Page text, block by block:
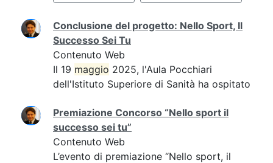
Conclusione del progetto: Nello Sport, Il
Successo Sei Tu
Contenuto Web
Il 19 maggio 2025, l'Aula Pocchiari
dell'Istituto Superiore di Sanità ha ospitato
Premiazione Concorso “Nello sport il
successo sei tu”
Contenuto Web
L’evento di premiazione “Nello sport, il